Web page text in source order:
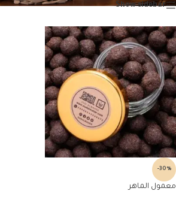
Show sidebar
-30%
معمول الماهر